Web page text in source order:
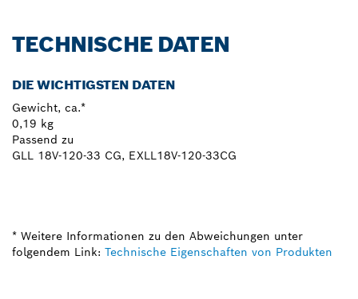
TECHNISCHE DATEN
DIE WICHTIGSTEN DATEN
Gewicht, ca.*
0,19 kg
Passend zu
GLL 18V-120-33 CG, EXLL18V-120-33CG
* Weitere Informationen zu den Abweichungen unter
folgendem Link: Technische Eigenschaften von Produkten